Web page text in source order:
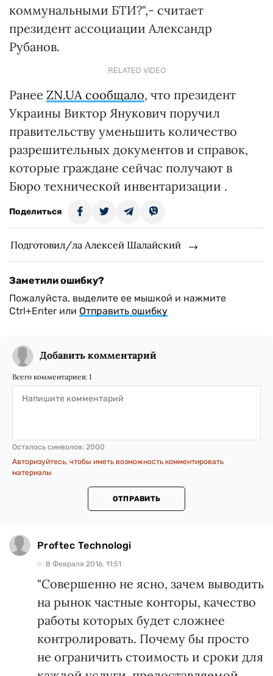
коммунальными БТИ?",- считает
президент ассоциации Александр
Рубанов.
RELATED VIDEO
Ранее ZN.UA сообщало, что президент
Украины Виктор Янукович поручил
правительству уменьшить количество
разрешительных документов и справок,
которые граждане сейчас получают в
Бюро технической инвентаризации .
Поделиться
Подготовил/ла Алексей Шалайский
Заметили ошибку?
Пожалуйста, выделите ее мышкой и нажмите
Ctrl+Enter или Отправить ошибку
Добавить комментарий
Всего комментариев: 1
Осталось символов: 2000
Авторизуйтесь, чтобы иметь возможность комментировать
материалы
ОТПРАВИТЬ
Proftec Technologi
8 Февраля 2016, 11:51
"Совершенно не ясно, зачем выводить
на рынок частные конторы, качество
работы которых будет сложнее
контролировать. Почему бы просто
не ограничить стоимость и сроки для